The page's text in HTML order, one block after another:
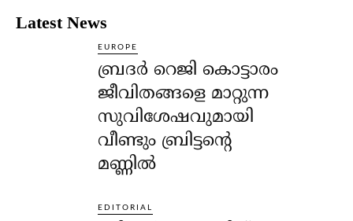
Latest News
EUROPE
ബ്രദർ റെജി കൊട്ടാരം
ജീവിതങ്ങളെ മാറ്റുന്ന
സുവിശേഷവുമായി
വീണ്ടും ബ്രിട്ടന്റെ
മണ്ണിൽ
EDITORIAL